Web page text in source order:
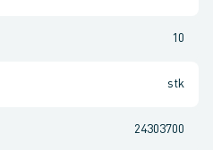
10
stk
24303700